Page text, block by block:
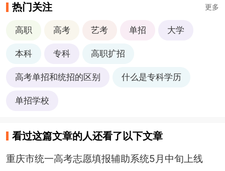
热门关注 更多
高职 高考 艺考 单招 大学
本科 专科 高职扩招
高考单招和统招的区别 什么是专科学历
单招学校
看过这篇文章的人还看了以下文章
重庆市统一高考志愿填报辅助系统5月中旬上线